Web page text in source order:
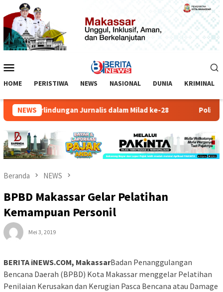
Loncat
ke
konten
Mobile
HOME PERISTIWA NEWS NASIONAL DUNIA KRIMINAL
NEWS
Perlindungan Jurnalis dalam Milad ke-28 Polisi
Beranda NEWS
BPBD Makassar Gelar Pelatihan
Kemampuan Personil
Mei 3, 2019
BERITA iNEWS.COM, MakassarBadan Penanggulangan
Bencana Daerah (BPBD) Kota Makassar menggelar Pelatihan
Penilaian Kerusakan dan Kerugian Pasca Bencana atau Damage